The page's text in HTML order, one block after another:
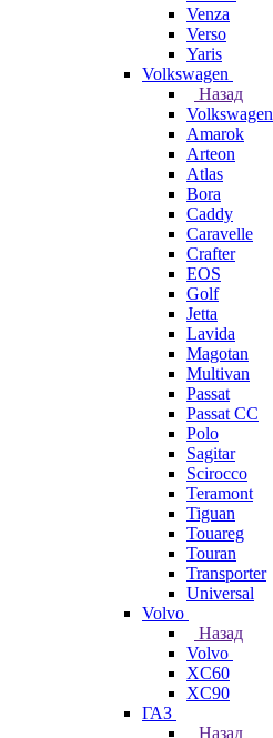
Venza
Verso
Yaris
Volkswagen
Назад
Volkswagen
Amarok
Arteon
Atlas
Bora
Caddy
Caravelle
Crafter
EOS
Golf
Jetta
Lavida
Magotan
Multivan
Passat
Passat CC
Polo
Sagitar
Scirocco
Teramont
Tiguan
Touareg
Touran
Transporter
Universal
Volvo
Назад
Volvo
XC60
XC90
ГАЗ
Назад